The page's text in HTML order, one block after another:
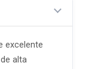
excelente
alta